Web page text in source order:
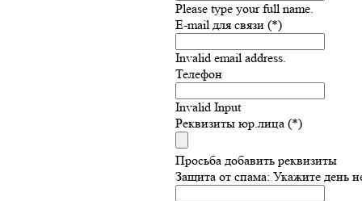
Please type your full name.
E-mail для связи (*)
Invalid email address.
Телефон
Invalid Input
Реквизиты юр.лица (*)
Просьба добавить реквизиты
Защита от спама: Укажите день